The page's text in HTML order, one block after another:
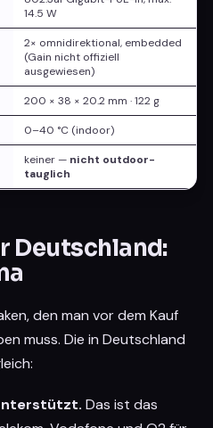
14.5 W
2× omnidirektional, embedded
(Gain nicht offiziell
ausgewiesen)
200 × 38 × 20.2 mm · 122 g
0–40 °C (indoor)
keiner — nicht outdoor-
tauglich
den man vor dem Kauf
muss. Die in Deutschland
Das ist das